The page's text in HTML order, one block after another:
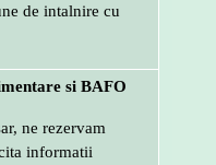
de intalnire cu
si BAFO
ne rezervam
informatii